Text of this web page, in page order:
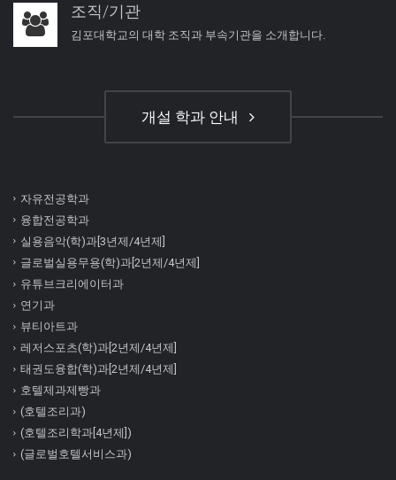
조직/기관
김포대학교의 대학 조직과 부속기관을 소개합니다.
개설 학과 안내
자유전공학과
융합전공학과
실용음악(학)과[3년제/4년제]
글로벌실용무용(학)과[2년제/4년제]
유튜브크리에이터과
연기과
뷰티아트과
레저스포츠(학)과[2년제/4년제]
태권도융합(학)과[2년제/4년제]
호텔제과제빵과
(호텔조리과)
(호텔조리학과[4년제])
(글로벌호텔서비스과)